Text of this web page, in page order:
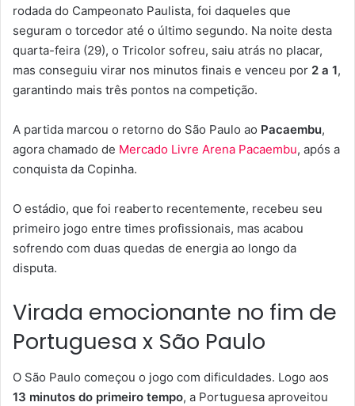
rodada do Campeonato Paulista, foi daqueles que
seguram o torcedor até o último segundo. Na noite desta
quarta-feira (29), o Tricolor sofreu, saiu atrás no placar,
mas conseguiu virar nos minutos finais e venceu por 2 a 1,
garantindo mais três pontos na competição.
A partida marcou o retorno do São Paulo ao Pacaembu,
agora chamado de Mercado Livre Arena Pacaembu, após a
conquista da Copinha.
O estádio, que foi reaberto recentemente, recebeu seu
primeiro jogo entre times profissionais, mas acabou
sofrendo com duas quedas de energia ao longo da
disputa.
Virada emocionante no fim de
Portuguesa x São Paulo
O São Paulo começou o jogo com dificuldades. Logo aos
13 minutos do primeiro tempo, a Portuguesa aproveitou